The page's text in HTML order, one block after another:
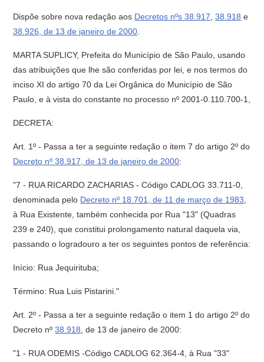
Dispõe sobre nova redação aos Decretos nºs 38.917 ,38.918 e
38.926, de 13 de janeiro de 2000
MARTA SUPLICY, Prefeita do Município de São Paulo, usando
das atribuições que lhe são conferidas por lei, e nos termos do
inciso XI do artigo 70 da Lei Orgânica do Município de São
Paulo, e à vista do constante no processo nº 2001-0.110.700-1,
DECRETA:
Art. 1º - Passa a ter a seguinte redação o item 7 do artigo 2º do
Decreto nº 38.917, de 13 de janeiro de 2000:
"7 - RUA RICARDO ZACHARIAS - Código CADLOG 33.711-0,
denominada pelo Decreto nº 18.701, de 11 de março de 1983
à Rua Existente, também conhecida por Rua "13" (Quadras
239 e 240), que constitui prolongamento natural daquela via,
passando o logradouro a ter os seguintes pontos de referência:
Início: Rua Jequirituba;
Término: Rua Luis Pistarini."
Art. 2º - Passa a ter a seguinte redação o item 1 do artigo 2º do
Decreto nº38.918 , de 13 de janeiro de 2000:
"1 - RUA ODEMIS -Código CADLOG 62.364-4, à Rua "33"